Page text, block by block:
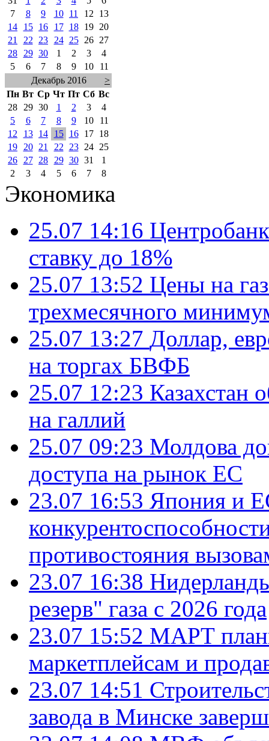
7
8 9 10 11 12
13
14
15 16 17 18 19
20
21
22 23 24 25 26
27
28
29 30 1 2 3
4
5
6 7 8 9 10
11
Декабрь 2016
>
Пн Вт Ср Чт Пт Сб Вс
28
29 30 1 2 3
4
5
6 7 8 9 10
11
12
13 14 15 16 17
18
19
20 21 22 23 24
25
26
27 28 29 30 31
1
2
3 4 5 6 7 8
Экономика
25.07 14:16
ставку до 18%
25.07 13:52 Цены на
трехмесячного
25.07 13:27 Доллар,
на торгах БВФБ
25.07 12:23 Казахстан
на галлий
25.07 09:23 Молдова
доступа на рынок ЕС
23.07 16:53 Япония и
противостояния
23.07 16:38
резерв" газа с 2026 года
23.07 15:52 МАРТ
маркетплейсам и
23.07 14:51
завода в Минске